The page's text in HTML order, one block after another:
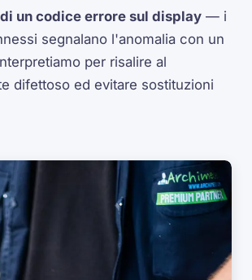
un codice errore sul display — i
segnalano l'anomalia con un
per risalire al
difettoso ed evitare sostituzioni